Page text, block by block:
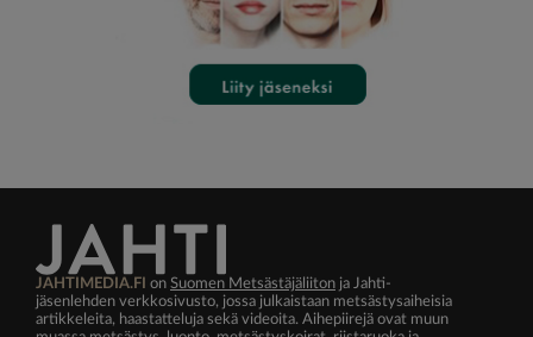
JAHTIMEDIA.FI on Suomen Metsästäjäliiton ja Jahti-
jäsenlehden verkkosivusto, jossa julkaistaan metsästysaiheisia
artikkeleita, haastatteluja sekä videoita. Aihepiirejä ovat muun